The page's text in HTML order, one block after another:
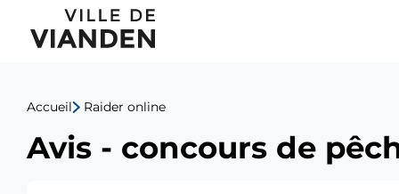
Avis
concours
de
Menu
navigation
principal
Accueil Raider online
Avis - concours de